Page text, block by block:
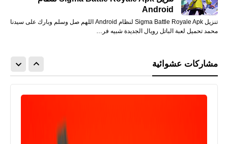
Android
تنزيل Sigma Battle Royale Apk لنظام Android اللهم صل وسلم وبارك على سيدنا
محمد تحميل لعبة الباتل رويال الجديدة شبيه فر…
مشاركات عشوائية